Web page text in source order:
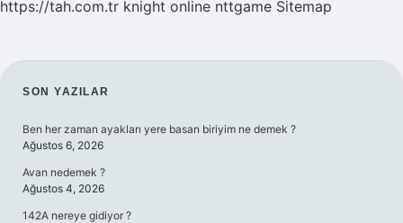
https://tah.com.tr knight online nttgame Sitemap
SIDEBAR
SON YAZILAR
Ben her zaman ayakları yere basan biriyim ne demek ?
Ağustos 6, 2026
Avan nedemek ?
Ağustos 4, 2026
142A nereye gidiyor ?